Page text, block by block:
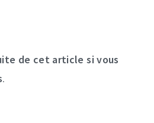
de cet article si vous
.